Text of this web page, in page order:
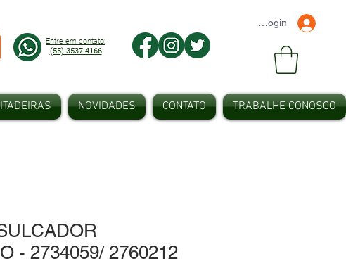
Entre em contato:
(55) 3537-4166
Faça seu Login
NOVIDADES CONTATO TRABALHE CONOSCO
- 2734059/ 2760212